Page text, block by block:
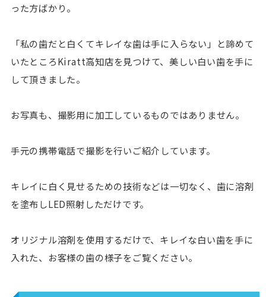
った方ばかり。
「私の歯だと白くてキレイな歯は手に入らない」と諦めて
いたところKiratt高知店を見つけて、美しい白い歯を手に
して頂きました。
お写真も、撮影用に加工しているものではありません。
手元の携帯電話で撮影を行いご紹介しています。
キレイに白く見せるための技術などは一切なく、歯に溶剤
を塗布しLED照射しただけです。
オリジナル溶剤を使用するだけで、キレイな白い歯を手に
入れた、お客様の歯の様子をご覧ください。